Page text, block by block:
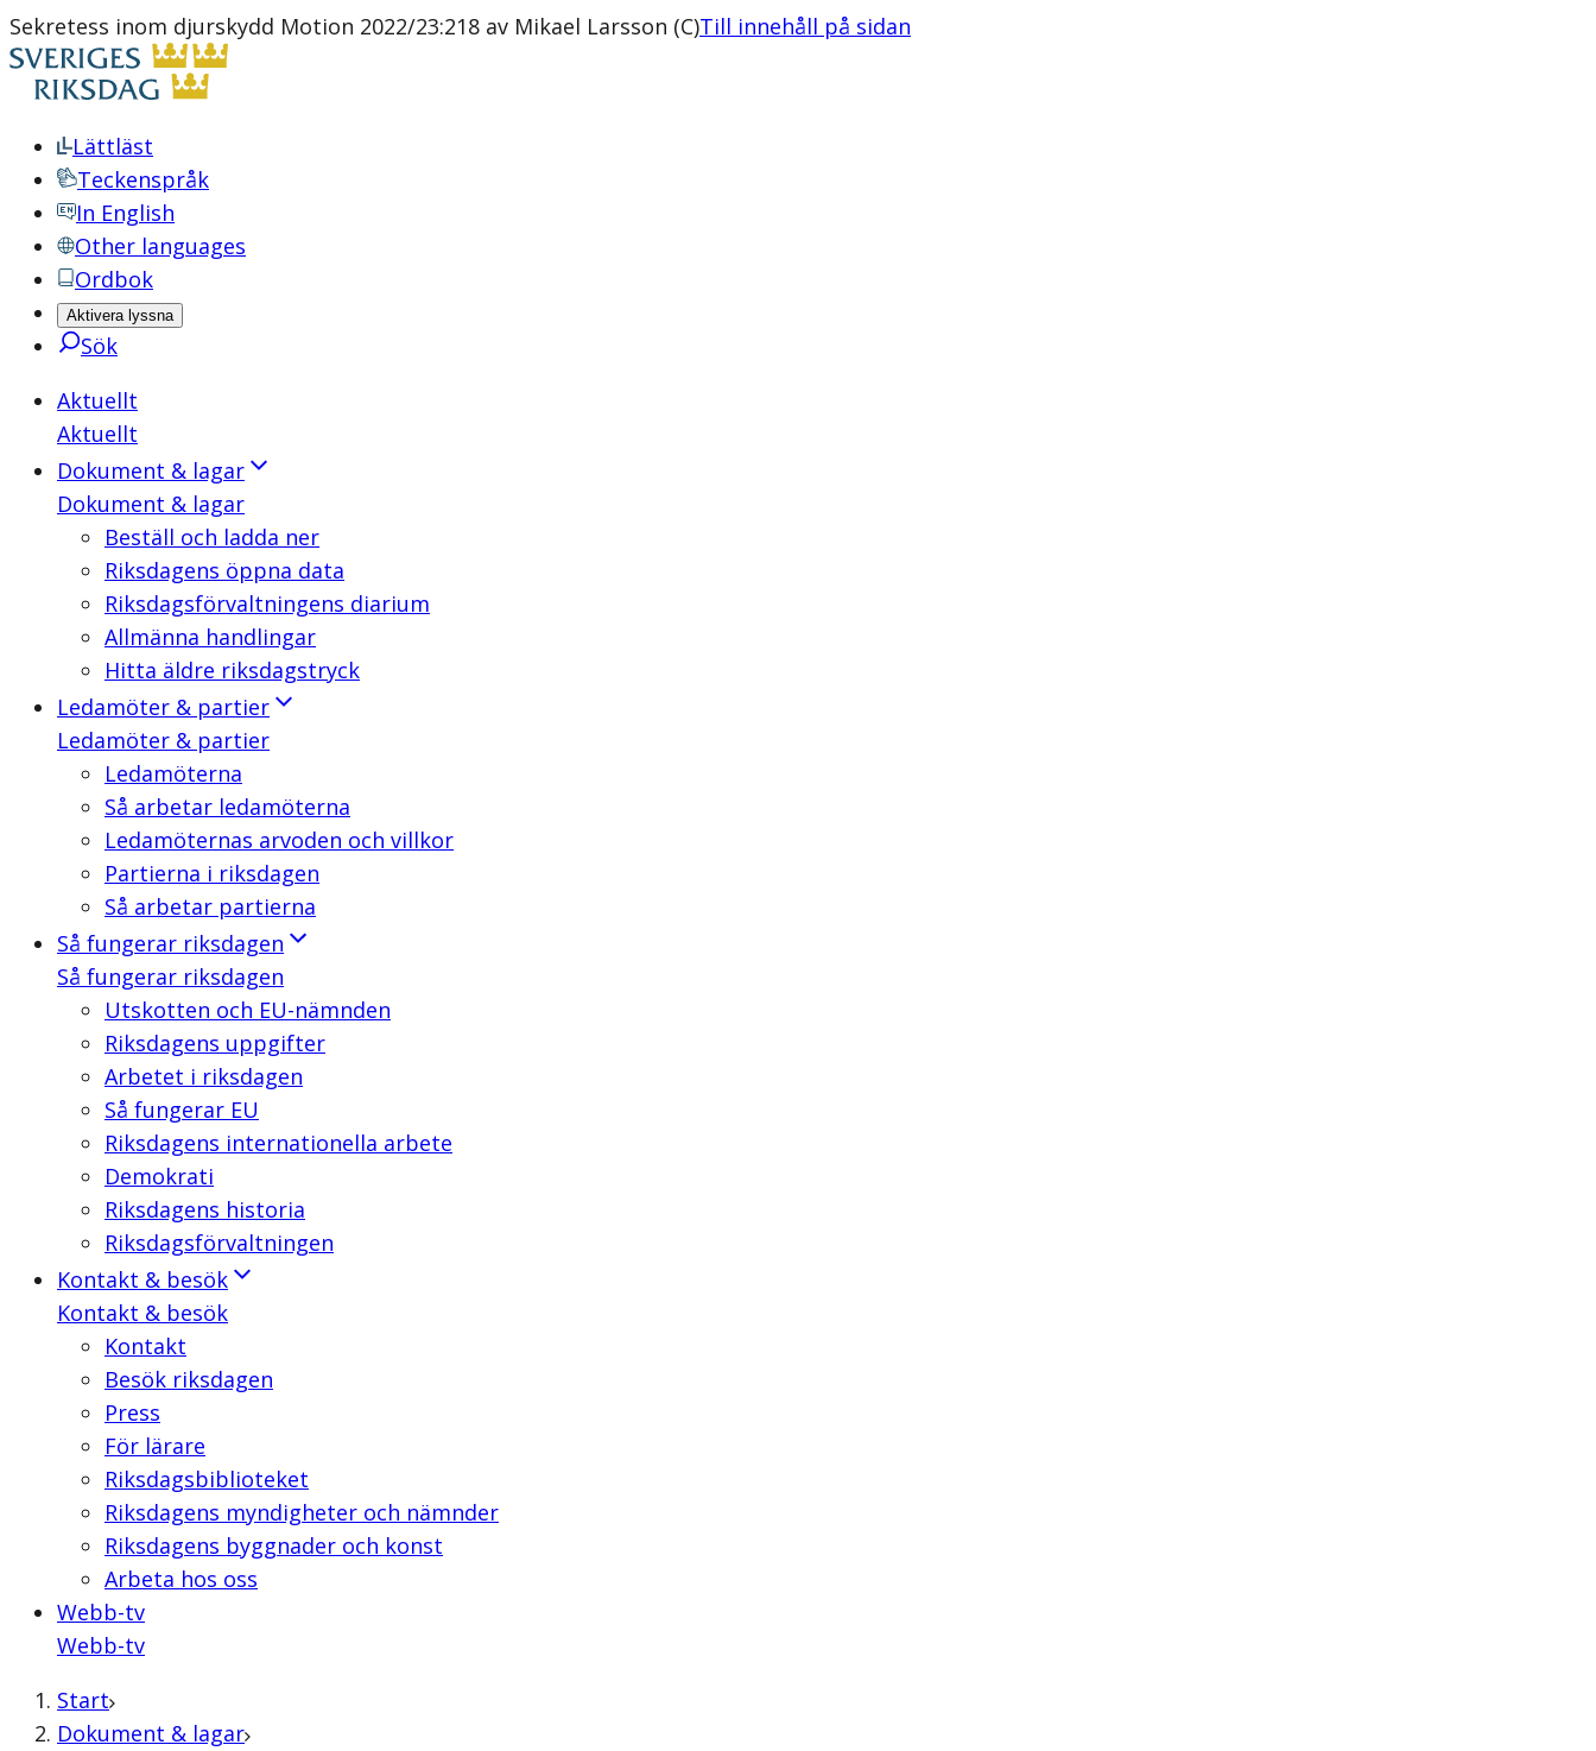
Sekretess inom djurskydd Motion 2022/23:218 av Mikael Larsson (C)Till innehåll på sidan
Lättläst
Teckenspråk
In English
Other languages
Ordbok
Aktivera lyssna
Sök
Aktuellt
Aktuellt
Dokument & lagar
Dokument & lagar
Beställ och ladda ner
Riksdagens öppna data
Riksdagsförvaltningens diarium
Allmänna handlingar
Hitta äldre riksdagstryck
Ledamöter & partier
Ledamöter & partier
Ledamöterna
Så arbetar ledamöterna
Ledamöternas arvoden och villkor
Partierna i riksdagen
Så arbetar partierna
Så fungerar riksdagen
Så fungerar riksdagen
Utskotten och EU-nämnden
Riksdagens uppgifter
Arbetet i riksdagen
Så fungerar EU
Riksdagens internationella arbete
Demokrati
Riksdagens historia
Riksdagsförvaltningen
Kontakt & besök
Kontakt & besök
Kontakt
Besök riksdagen
Press
För lärare
Riksdagsbiblioteket
Riksdagens myndigheter och nämnder
Riksdagens byggnader och konst
Arbeta hos oss
Webb-tv
Webb-tv
Start
Dokument & lagar